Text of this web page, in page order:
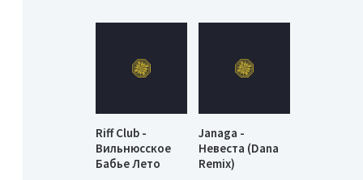
Riff Club -
Вильнюсское
Бабье Лето
Janaga -
Невеста (Dana
Remix)